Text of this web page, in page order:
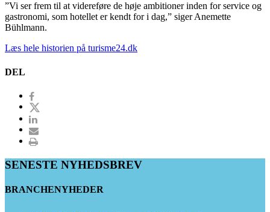
”Vi ser frem til at videreføre de høje ambitioner inden for service og
gastronomi, som hotellet er kendt for i dag,” siger Anemette
Bühlmann.
Læs hele historien på turisme24.dk
DEL
SENESTE NYHEDSBREV
BRANCHENYHEDER